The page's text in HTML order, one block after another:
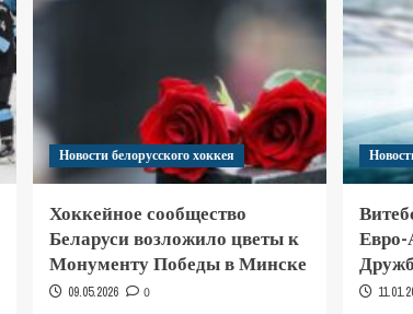
Новости белорусского хоккея
Хоккейное сообщество
Беларуси возложило цветы к
Монументу Победы в Минске
09.05.2026 0
Евро-